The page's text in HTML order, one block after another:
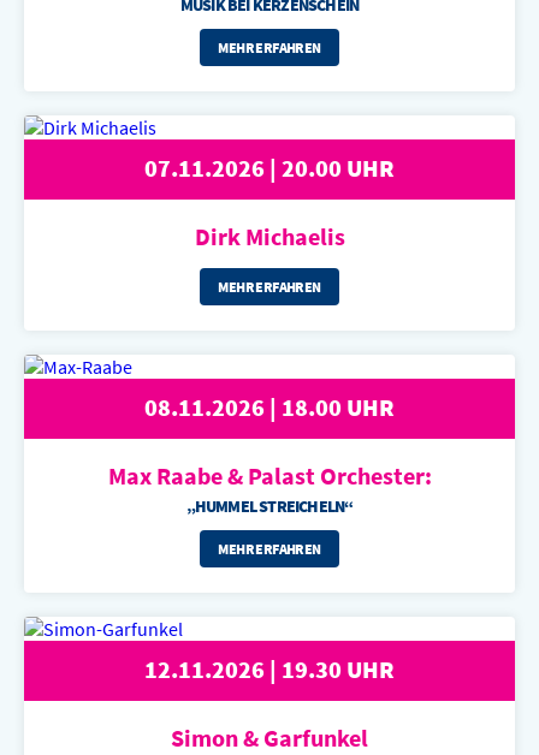
MUSIK BEI KERZENSCHEIN
MEHR ERFAHREN
07.11.2026 | 20.00 UHR
Dirk Michaelis
MEHR ERFAHREN
08.11.2026 | 18.00 UHR
Max Raabe & Palast Orchester:
„HUMMEL STREICHELN“
MEHR ERFAHREN
12.11.2026 | 19.30 UHR
Simon & Garfunkel